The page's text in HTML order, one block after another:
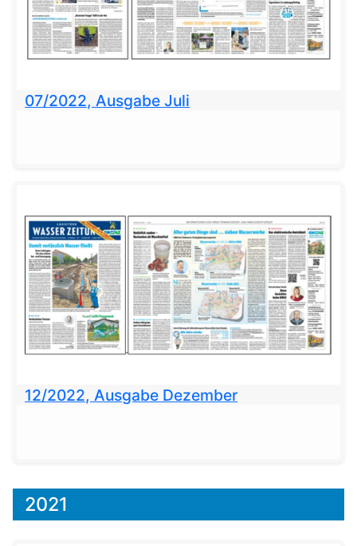
07/2022, Ausgabe Juli
12/2022, Ausgabe Dezember
2021